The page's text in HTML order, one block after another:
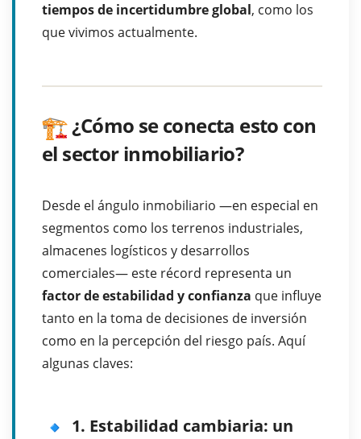
tiempos de incertidumbre global, como los
que vivimos actualmente.
¿Cómo se conecta esto con
el sector inmobiliario?
Desde el ángulo inmobiliario —en especial en
segmentos como los terrenos industriales,
almacenes logísticos y desarrollos
comerciales— este récord representa un
factor de estabilidad y confianza que influye
tanto en la toma de decisiones de inversión
como en la percepción del riesgo país. Aquí
algunas claves:
1. Estabilidad cambiaria: un